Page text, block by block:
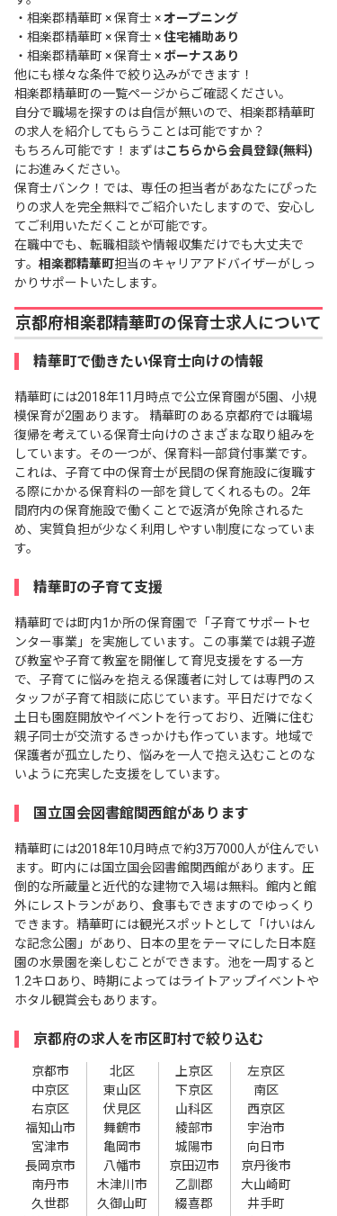
・ 相楽郡精華町 × 保育士 ×オープニング
・ 相楽郡精華町 × 保育士 ×住宅補助あり
・ 相楽郡精華町 × 保育士 ×ボーナスあり
他にも様々な条件で絞り込みができます！
相楽郡精華町の一覧ページからご確認ください。
自分で職場を探すのは自信が無いので、相楽郡精華町
の求人を紹介してもらうことは可能ですか？
もちろん可能です！まずはこちらから会員登録(無料)
にお進みください。
保育士バンク！では、専任の担当者があなたにぴった
りの求人を完全無料でご紹介いたしますので、安心し
てご利用いただくことが可能です。
在職中でも、転職相談や情報収集だけでも大丈夫で
す。 相楽郡精華町担当のキャリアアドバイザーがしっ
かりサポートいたします。
京都府相楽郡精華町の保育士求人について
精華町で働きたい保育士向けの情報
精華町には2018年11月時点で公立保育園が5園、小規
模保育が2園あります。 精華町のある京都府では職場
復帰を考えている保育士向けのさまざまな取り組みを
しています。その一つが、保育料一部貸付事業です。
これは、子育て中の保育士が民間の保育施設に復職す
る際にかかる保育料の一部を貸してくれるもの。2年
間府内の保育施設で働くことで返済が免除されるた
め、実質負担が少なく利用しやすい制度になっていま
す。
精華町の子育て支援
精華町では町内1か所の保育園で「子育てサポートセ
ンター事業」を実施しています。この事業では親子遊
び教室や子育て教室を開催して育児支援をする一方
で、子育てに悩みを抱える保護者に対しては専門のス
タッフが子育て相談に応じています。平日だけでなく
土日も園庭開放やイベントを行っており、近隣に住む
親子同士が交流するきっかけも作っています。地域で
保護者が孤立したり、悩みを一人で抱え込むことのな
いように充実した支援をしています。
国立国会図書館関西館があります
精華町には2018年10月時点で約3万7000人が住んでい
ます。町内には国立国会図書館関西館があります。圧
倒的な所蔵量と近代的な建物で入場は無料。館内と館
外にレストランがあり、食事もできますのでゆっくり
できます。精華町には観光スポットとして「けいはん
な記念公園」があり、日本の里をテーマにした日本庭
園の水景園を楽しむことができます。池を一周すると
1.2キロあり、時期によってはライトアップイベントや
ホタル観賞会もあります。
京都府の求人を市区町村で絞り込む
京都市 北区 上京区
左京区
中京区
東山区 下京区
南区
右京区
伏見区 山科区
西京区
福知山市
舞鶴市 綾部市
宇治市
宮津市
亀岡市 城陽市
向日市
長岡京市
八幡市 京田辺市
京丹後市
南丹市
木津川市 乙訓郡
大山崎町
久世郡
久御山町 綴喜郡
井手町